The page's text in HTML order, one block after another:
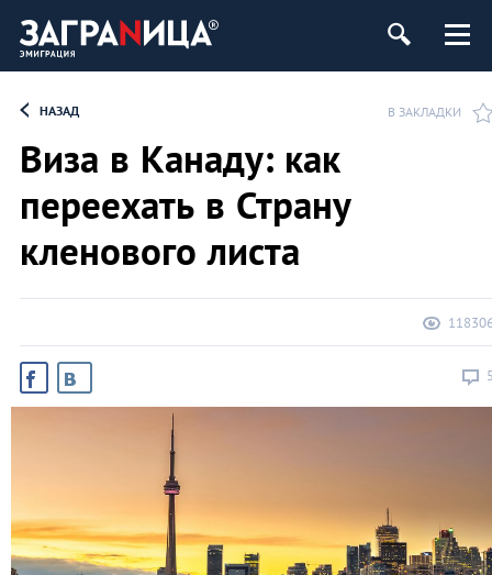
НАЗАД В ЗАКЛАДКИ
Виза в Канаду: как
переехать в Страну
кленового листа